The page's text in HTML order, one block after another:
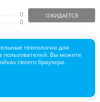
0
0
ОЖИДАЕТСЯ
технологии для
пользователей. Вы можете
своего браузера.